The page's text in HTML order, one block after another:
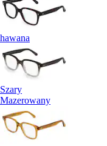
hawana
Szary
Mazerowany